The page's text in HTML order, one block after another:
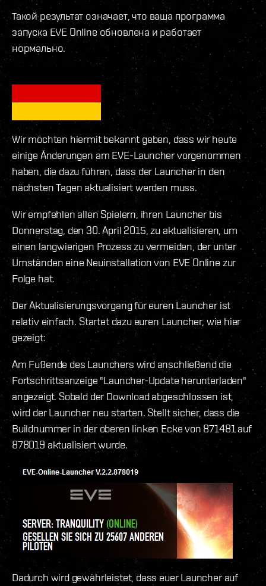
Такой результат означает, что ваша программа
запуска EVE Online обновлена и работает
нормально.
Wir möchten hiermit bekannt geben, dass wir heute
einige Änderungen am EVE-Launcher vorgenommen
haben, die dazu führen, dass der Launcher in den
nächsten Tagen aktualisiert werden muss.
Wir empfehlen allen Spielern, ihren Launcher bis
Donnerstag, den 30. April 2015, zu aktualisieren, um
einen langwierigen Prozess zu vermeiden, der unter
Umständen eine Neuinstallation von EVE Online zur
Folge hat.
Der Aktualisierungsvorgang für euren Launcher ist
relativ einfach. Startet dazu euren Launcher, wie hier
gezeigt:
Am Fußende des Launchers wird anschließend die
Fortschrittsanzeige "Launcher-Update herunterladen"
angezeigt. Sobald der Download abgeschlossen ist,
wird der Launcher neu starten. Stellt sicher, dass die
Buildnummer in der oberen linken Ecke von 871481 auf
878019 aktualisiert wurde.
Dadurch wird gewährleistet, dass euer Launcher auf